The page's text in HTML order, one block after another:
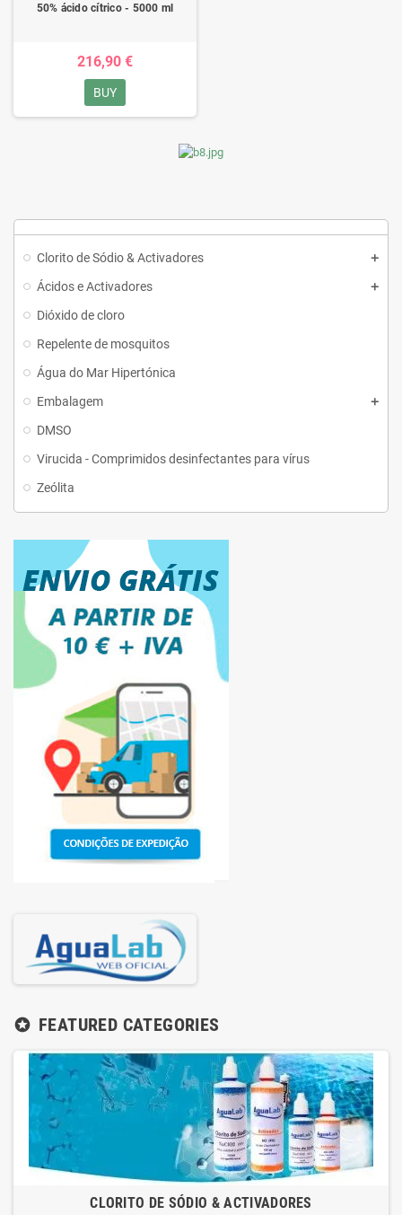
Clorito de Sódio & Activadores
Ácidos e Activadores
Dióxido de cloro
Repelente de mosquitos
Água do Mar Hipertónica
Embalagem
DMSO
Virucida - Comprimidos desinfectantes para vírus
Zeólita
50% ácido cítrico - 5000 ml
216,90 €
BUY
stars FEATURED CATEGORIES
CLORITO DE SÓDIO & ACTIVADORES